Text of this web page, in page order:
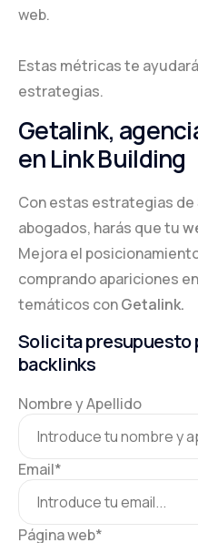
web.
Estas métricas te
estrategias.
Getalink,
en Link Building
Con estas estrategias de
abogados, harás que tu
Mejora el
comprando apariciones
temáticos conGetalink.
Solicita presupuesto
backlinks
Nombre y Apellido
Email*
Página web*